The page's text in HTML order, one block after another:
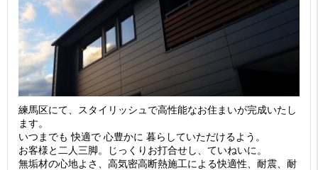
練馬区にて、スタイリッシュで高性能なお住まいが完成いたし
ます。
いつまでも 快適で 心豊かに 暮らしていただけるよう。
お客様と二人三脚。じっくりお打合せし、ていねいに。
無垢材の心地よさ、高気密高断熱施工による快適性、耐震、耐